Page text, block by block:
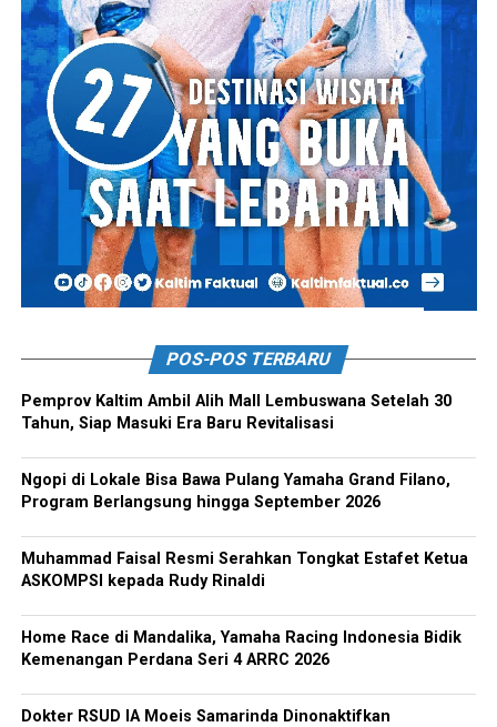
POS-POS TERBARU
Pemprov Kaltim Ambil Alih Mall Lembuswana Setelah 30
Tahun, Siap Masuki Era Baru Revitalisasi
Ngopi di Lokale Bisa Bawa Pulang Yamaha Grand Filano,
Program Berlangsung hingga September 2026
Muhammad Faisal Resmi Serahkan Tongkat Estafet Ketua
ASKOMPSI kepada Rudy Rinaldi
Home Race di Mandalika, Yamaha Racing Indonesia Bidik
Kemenangan Perdana Seri 4 ARRC 2026
Dokter RSUD IA Moeis Samarinda Dinonaktifkan